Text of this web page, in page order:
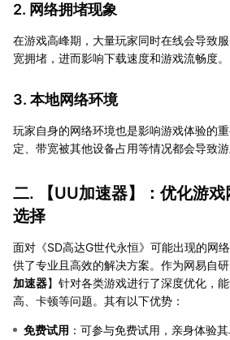
2. 网络拥堵现象
在游戏高峰期，大量玩家同时在线会导致
宽拥堵，进而影响下载速度和游戏流畅度。
3. 本地网络环境
玩家自身的网络环境也是影响游戏体验的
定、带宽被其他设备占用等情况都会导致游
二. 【UU加速器】：优化游
选择
面对《SD高达G世代永恒》可能出现的网
供了专业且高效的解决方案。作为网易自
加速器】针对各类游戏进行了深度优化，
高、卡顿等问题。其有以下优势：
免费试用 ：可参与免费试用，亲身体验